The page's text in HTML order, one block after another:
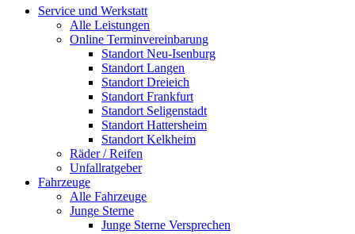
Service und Werkstatt
Alle Leistungen
Online Terminvereinbarung
Standort Neu-Isenburg
Standort Langen
Standort Dreieich
Standort Frankfurt
Standort Seligenstadt
Standort Hattersheim
Standort Kelkheim
Räder / Reifen
Unfallratgeber
Fahrzeuge
Alle Fahrzeuge
Junge Sterne
Junge Sterne Versprechen